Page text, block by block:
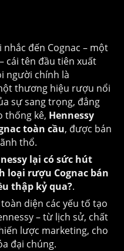
đến Cognac – một
cái tên đầu tiên xuất
người chính là
thương hiệu rượu nổi
sự sang trọng, đẳng
thống kê, Hennessy
toàn cầu, được bán
thổ.
lại có sức hút
loại rượu Cognac bán
thập kỷ qua?.
diện các yếu tố tạo
– từ lịch sử, chất
lược marketing, cho
đại chúng.